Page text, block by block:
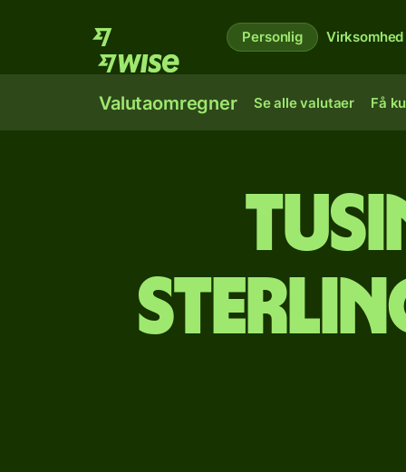
Personlig Virksomhed
Valutaomregner Se alle valutaer Få